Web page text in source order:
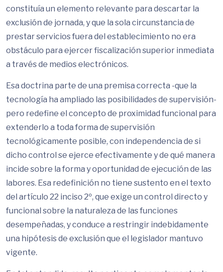
constituía un elemento relevante para descartar la
exclusión de jornada, y que la sola circunstancia de
prestar servicios fuera del establecimiento no era
obstáculo para ejercer fiscalización superior inmediata
a través de medios electrónicos.
Esa doctrina parte de una premisa correcta -que la
tecnología ha ampliado las posibilidades de supervisión-
pero redefine el concepto de proximidad funcional para
extenderlo a toda forma de supervisión
tecnológicamente posible, con independencia de si
dicho control se ejerce efectivamente y de qué manera
incide sobre la forma y oportunidad de ejecución de las
labores. Esa redefinición no tiene sustento en el texto
del artículo 22 inciso 2º, que exige un control directo y
funcional sobre la naturaleza de las funciones
desempeñadas, y conduce a restringir indebidamente
una hipótesis de exclusión que el legislador mantuvo
vigente.